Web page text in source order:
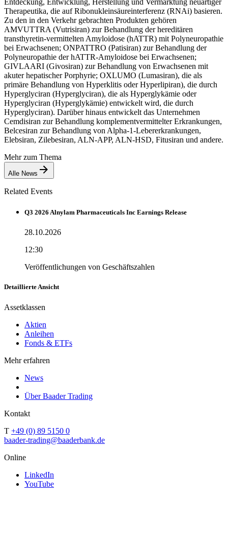
Therapeutika, die auf Ribonukleinsäureinterferenz (RNAi) basieren.
Zu den in den Verkehr gebrachten Produkten gehören
AMVUTTRA (Vutrisiran) zur Behandlung der hereditären
transthyretin-vermittelten Amyloidose (hATTR) mit Polyneuropathie
bei Erwachsenen; ONPATTRO (Patisiran) zur Behandlung der
Polyneuropathie der hATTR-Amyloidose bei Erwachsenen;
GIVLAARI (Givosiran) zur Behandlung von Erwachsenen mit
akuter hepatischer Porphyrie; OXLUMO (Lumasiran), die als
primäre Behandlung von Hyperklitis oder Hyperlipiran), die durch
Hyperglyciran (Hyperglyciran), die als Hyperglykämie oder
Hyperglyciran (Hyperglykämie) entwickelt wird, die durch
Hyperglyciran). Darüber hinaus entwickelt das Unternehmen
Cemdisiran zur Behandlung komplementvermittelter Erkrankungen,
Belcesiran zur Behandlung von Alpha-1-Lebererkrankungen,
Elebsiran, Zilebesiran, ALN-APP, ALN-HSD, Fitusiran und andere.
Mehr zum Thema
Alle News
Related Events
Q3 2026 Alnylam Pharmaceuticals Inc Earnings Release
28.10.2026
12:30
Veröffentlichungen von Geschäftszahlen
Detaillierte Ansicht
Assetklassen
Aktien
Anleihen
Fonds & ETFs
Mehr erfahren
News
Über Baader Trading
Kontakt
T +49 (0) 89 5150 0
baader-trading@baaderbank.de
Online
LinkedIn
YouTube